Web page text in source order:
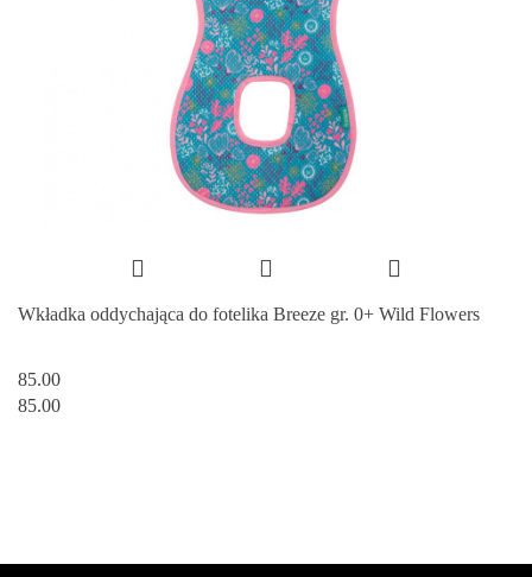
Wkładka oddychająca do fotelika Breeze gr. 0+ Wild Flowers
85.00
85.00